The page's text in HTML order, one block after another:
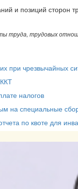
и позиций сторон
труда, трудовых
при чрезвычайных
налогов
на специальные
по квоте для